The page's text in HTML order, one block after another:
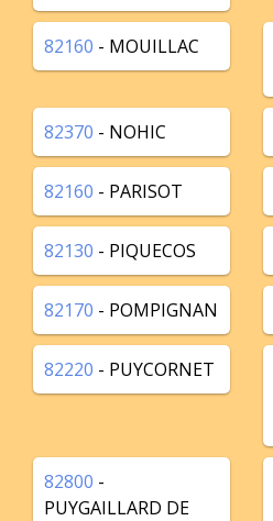
82160 - MOUILLAC
82370 - NOHIC
82160 - PARISOT
82130 - PIQUECOS
82170 - POMPIGNAN
82220 - PUYCORNET
82800 -
PUYGAILLARD DE